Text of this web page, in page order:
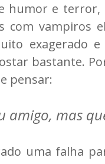
humor e
com vampiros
exagerado
bastante.
pensar:
amigo, mas
uma falha